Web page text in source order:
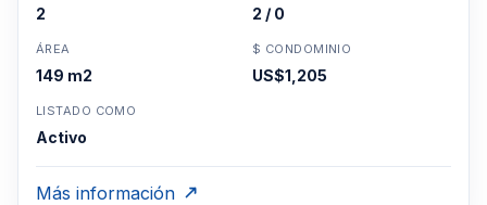
2 2 / 0
ÁREA
149 m2
$ CONDOMINIO
US$1,205
LISTADO COMO
Activo
Más información